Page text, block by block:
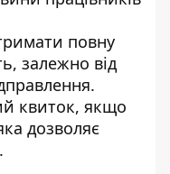
повну
залежно від
квиток, якщо
дозволяє